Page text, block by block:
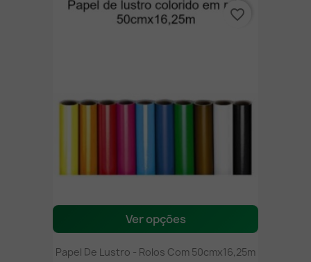
Ver opções
Papel De Lustro - Rolos Com 50cmx16,25m
favorite_border